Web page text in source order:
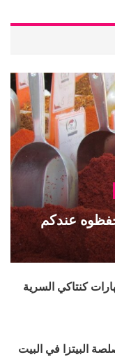
عندكم
كنتاكي السرية
البيتزا في البيت